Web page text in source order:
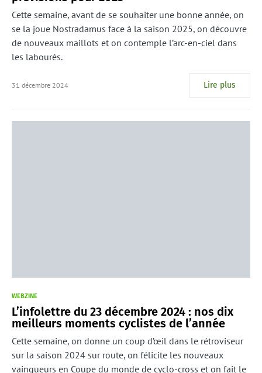
Cette semaine, avant de se souhaiter une bonne année, on
se la joue Nostradamus face à la saison 2025, on découvre
de nouveaux maillots et on contemple l’arc-en-ciel dans
les labourés.
31 décembre 2024 Lire plus
WEBZINE
L’infolettre du 23 décembre 2024 : nos dix
meilleurs moments cyclistes de l’année
Cette semaine, on donne un coup d’œil dans le rétroviseur
sur la saison 2024 sur route, on félicite les nouveaux
vainqueurs en Coupe du monde de cyclo-cross et on fait le